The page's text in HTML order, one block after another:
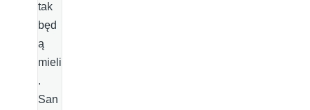
tak
będ
ą
mieli
.
San